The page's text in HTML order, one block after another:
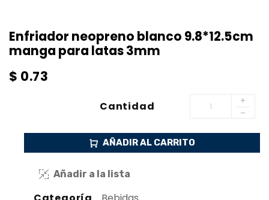
Enfriador neopreno blanco 9.8*12.5cm
manga para latas 3mm
$ 0.73
Cantidad
AÑADIR AL CARRITO
Añadir a la lista